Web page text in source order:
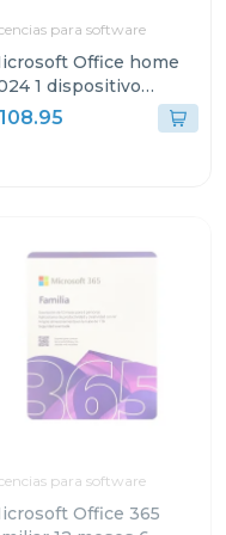
para software
Office home
1 dispositivo
mac permanente
para software
Office 365